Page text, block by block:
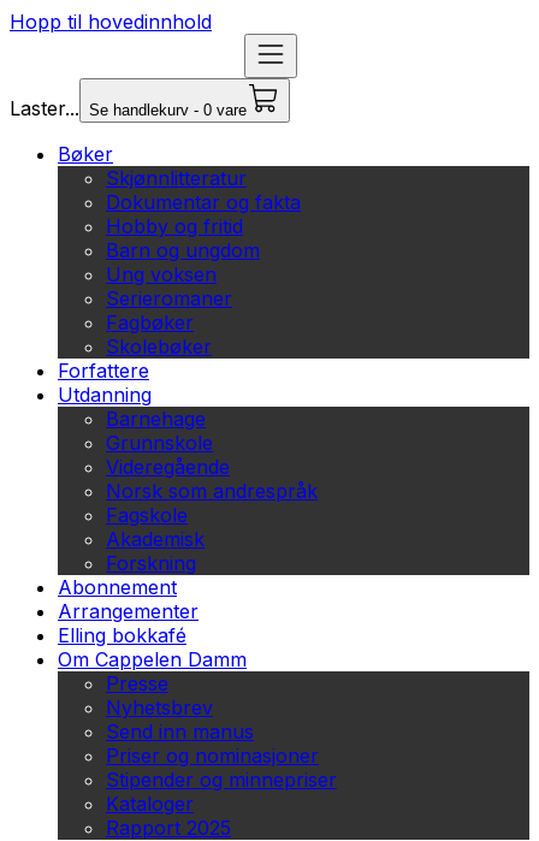
Hopp til hovedinnhold
Laster... Se handlekurv - 0 vare
Bøker
Skjønnlitteratur
Dokumentar og fakta
Hobby og fritid
Barn og ungdom
Ung voksen
Serieromaner
Fagbøker
Skolebøker
Forfattere
Utdanning
Barnehage
Grunnskole
Videregående
Norsk som andrespråk
Fagskole
Akademisk
Forskning
Abonnement
Arrangementer
Elling bokkafé
Om Cappelen Damm
Presse
Nyhetsbrev
Send inn manus
Priser og nominasjoner
Stipender og minnepriser
Kataloger
Rapport 2025